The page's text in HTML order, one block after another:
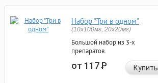
Набор "Три в одном"
(10x100мг, 20x20мг)
Большой набор из 3-х
препаратов.
от 117Р Купить